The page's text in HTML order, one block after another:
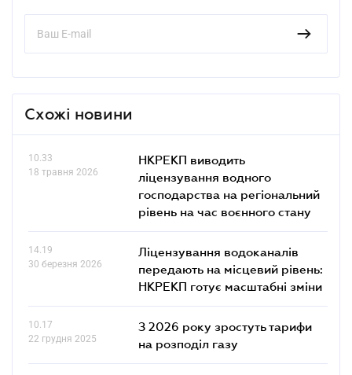
Схожі новини
10.33
18 травня 2026
НКРЕКП виводить
ліцензування водного
господарства на регіональний
рівень на час воєнного стану
14.19
30 березня 2026
Ліцензування водоканалів
передають на місцевий рівень:
НКРЕКП готує масштабні зміни
10.17
22 грудня 2025
З 2026 року зростуть тарифи
на розподіл газу